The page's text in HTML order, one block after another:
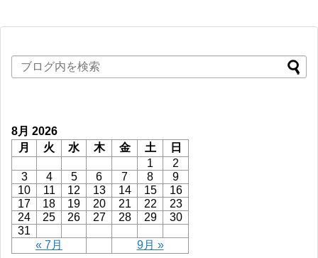
8月 2026
月
火 水 木 金 土
日
1
2
3
4 5 6 7 8
9
10
11 12 13 14 15
16
17
18 19 20 21 22
23
24
25 26 27 28 29
30
31
« 7月
9月 »